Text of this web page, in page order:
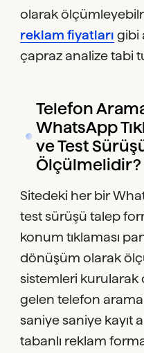
olarak
reklam fiyatları gibi
çapraz analize tabi
Telefon
WhatsApp
ve Test
Ölçülmelidir?
Sitedeki her bir
test sürüşü talep
konum tıklaması
dönüşüm olarak
sistemleri
gelen telefon
saniye saniye kayıt
tabanlı reklam